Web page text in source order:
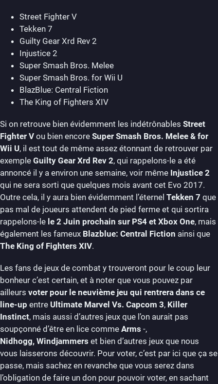
Street Fighter V
Tekken 7
Guilty Gear Xrd Rev 2
Injustice 2
Super Smash Bros. Melee
Super Smash Bros. for Wii U
BlazBlue: Central Fiction
The King of Fighters XIV
Si on retrouve bien évidemment les indétrônables Street
Fighter V ou bien encore Super Smash Bros. Melee & for
Wii U, il est tout de même assez étonnant de retrouver par
exemple Guilty Gear Xrd Rev 2, qui rappelons-le a été
annoncé il y a environ une semaine, voir même Injustice 2
qui ne sera sorti que quelques mois avant cet Evo 2017.
Outre cela, il y aura bien évidemment l’éternel Tekken 7 que
pas mal de joueurs attendent de pied ferme et qui sortira
rappelons-le le 2 Juin prochain sur PS4 et Xbox One, mais
également les fameux Blazblue: Central Fiction ainsi que
The King of Fighters XIV.
Les fans de jeux de combat y trouveront pour le coup leur
bonheur c’est certain, et à noter que vous pouvez par
ailleurs voter pour le neuvième jeu qui rentrera dans ce
line-up entre Ultimate Marvel Vs. Capcom 3, Killer
Instinct, mais aussi d’autres jeux que l’on aurait pas
soupçonné d’être en lice comme Arms -,
Nidhogg, Windjammers et bien d’autres jeux que nous
vous laisserons découvrir. Pour voter, c’est par ici que ça se
passe, mais sachez en revanche que vous serez dans
l’obligation de faire un don pour pouvoir voter, en sachant